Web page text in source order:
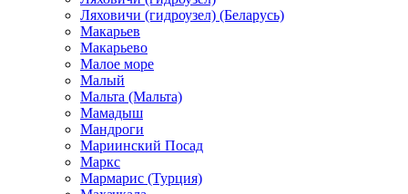
Ляховичи (гидроузел) (Беларусь)
Макарьев
Макарьево
Малое море
Малый
Мальта (Мальта)
Мамадыш
Мандроги
Мариинский Посад
Маркс
Мармарис (Турция)